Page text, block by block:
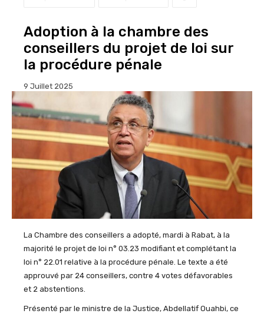
Adoption à la chambre des
conseillers du projet de loi sur
la procédure pénale
9 Juillet 2025
La Chambre des conseillers a adopté, mardi à Rabat, à la
majorité le projet de loi n° 03.23 modifiant et complétant la
loi n° 22.01 relative à la procédure pénale. Le texte a été
approuvé par 24 conseillers, contre 4 votes défavorables
et 2 abstentions.
Présenté par le ministre de la Justice, Abdellatif Ouahbi, ce